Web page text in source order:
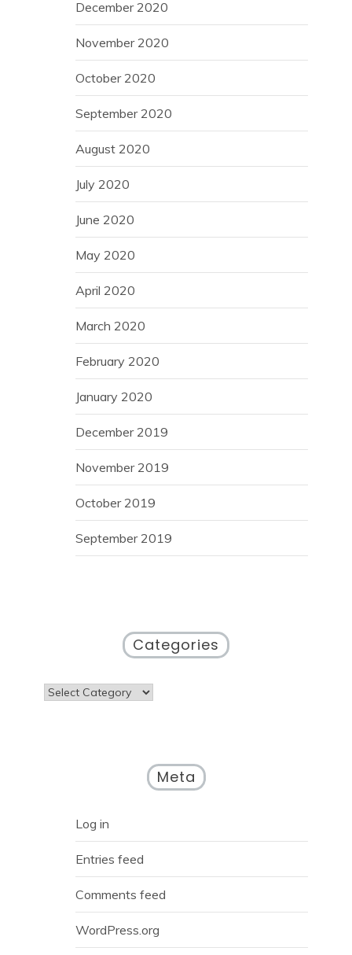
December 2020
November 2020
October 2020
September 2020
August 2020
July 2020
June 2020
May 2020
April 2020
March 2020
February 2020
January 2020
December 2019
November 2019
October 2019
September 2019
Categories
Categories
Meta
Log in
Entries feed
Comments feed
WordPress.org